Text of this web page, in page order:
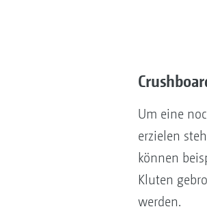
Um eine
erzielen
können
Kluten
werden.